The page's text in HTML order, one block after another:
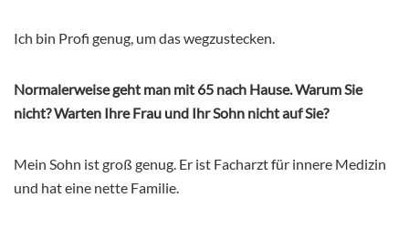
Ich bin Profi genug, um das wegzustecken.
Normalerweise geht man mit 65 nach Hause. Warum Sie
nicht? Warten Ihre Frau und Ihr Sohn nicht auf Sie?
Mein Sohn ist groß genug. Er ist Facharzt für innere Medizin
und hat eine nette Familie.